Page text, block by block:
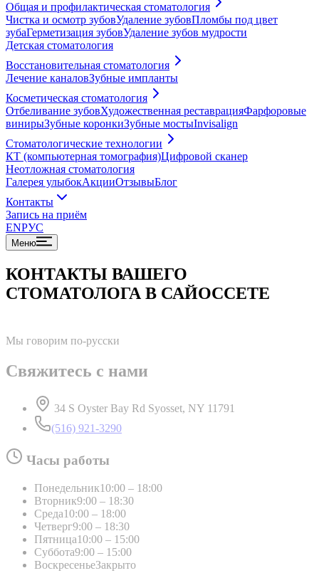
Общая и профилактическая стоматология
Чистка и осмотр зубовУдаление зубовПломбы под цвет
зубаГерметизация зубовУдаление зубов мудрости
Детская стоматология
Восстановительная стоматология
Лечение каналовЗубные импланты
Косметическая стоматология
Отбеливание зубовХудожественная реставрацияФарфоровые
винирыЗубные коронкиЗубные мостыInvisalign
Стоматологические технологии
КТ (компьютерная томография)Цифровой сканер
Неотложная стоматология
Галерея улыбокАкцииОтзывыБлог
Контакты
Запись на приём
ENРУС
Меню
КОНТАКТЫ ВАШЕГО
СТОМАТОЛОГА В САЙОССЕТЕ
Мы говорим по-русски
Свяжитесь с нами
34 S Oyster Bay Rd Syosset, NY 11791
(516) 921-3290
Часы работы
Понедельник10:00 – 18:00
Вторник9:00 – 18:30
Среда10:00 – 18:00
Четверг9:00 – 18:30
Пятница10:00 – 15:00
Суббота9:00 – 15:00
ВоскресеньеЗакрыто